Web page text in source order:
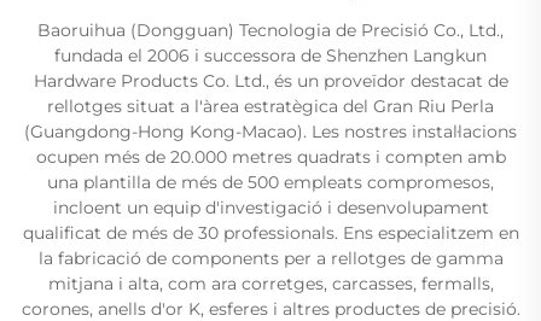
Baoruihua (Dongguan) Tecnologia de Precisió Co., Ltd.,
fundada el 2006 i successora de Shenzhen Langkun
Hardware Products Co. Ltd., és un proveïdor destacat de
rellotges situat a l'àrea estratègica del Gran Riu Perla
(Guangdong-Hong Kong-Macao). Les nostres instal·lacions
ocupen més de 20.000 metres quadrats i compten amb
una plantilla de més de 500 empleats compromesos,
incloent un equip d'investigació i desenvolupament
qualificat de més de 30 professionals. Ens especialitzem en
la fabricació de components per a rellotges de gamma
mitjana i alta, com ara corretges, carcasses, fermalls,
corones, anells d'or K, esferes i altres productes de precisió.